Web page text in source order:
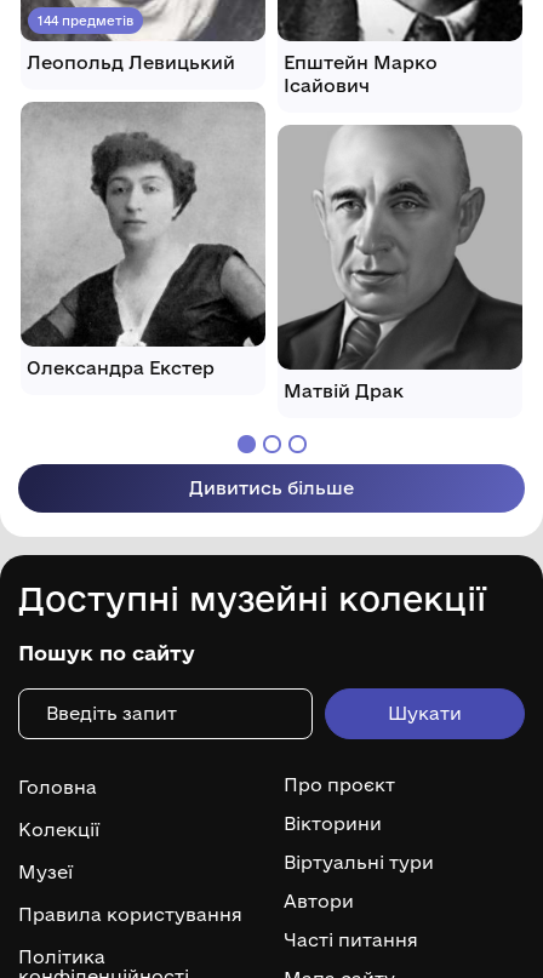
144 предметів
Леопольд Левицький
Олександра Екстер
Епштейн Марко
Ісайович
Матвій Драк
Дивитись більше
Доступні музейні колекції
Пошук по сайту
Головна
Колекції
Музеї
Правила користування
Політика
Про проєкт
Вікторини
Віртуальні тури
Автори
Часті питання